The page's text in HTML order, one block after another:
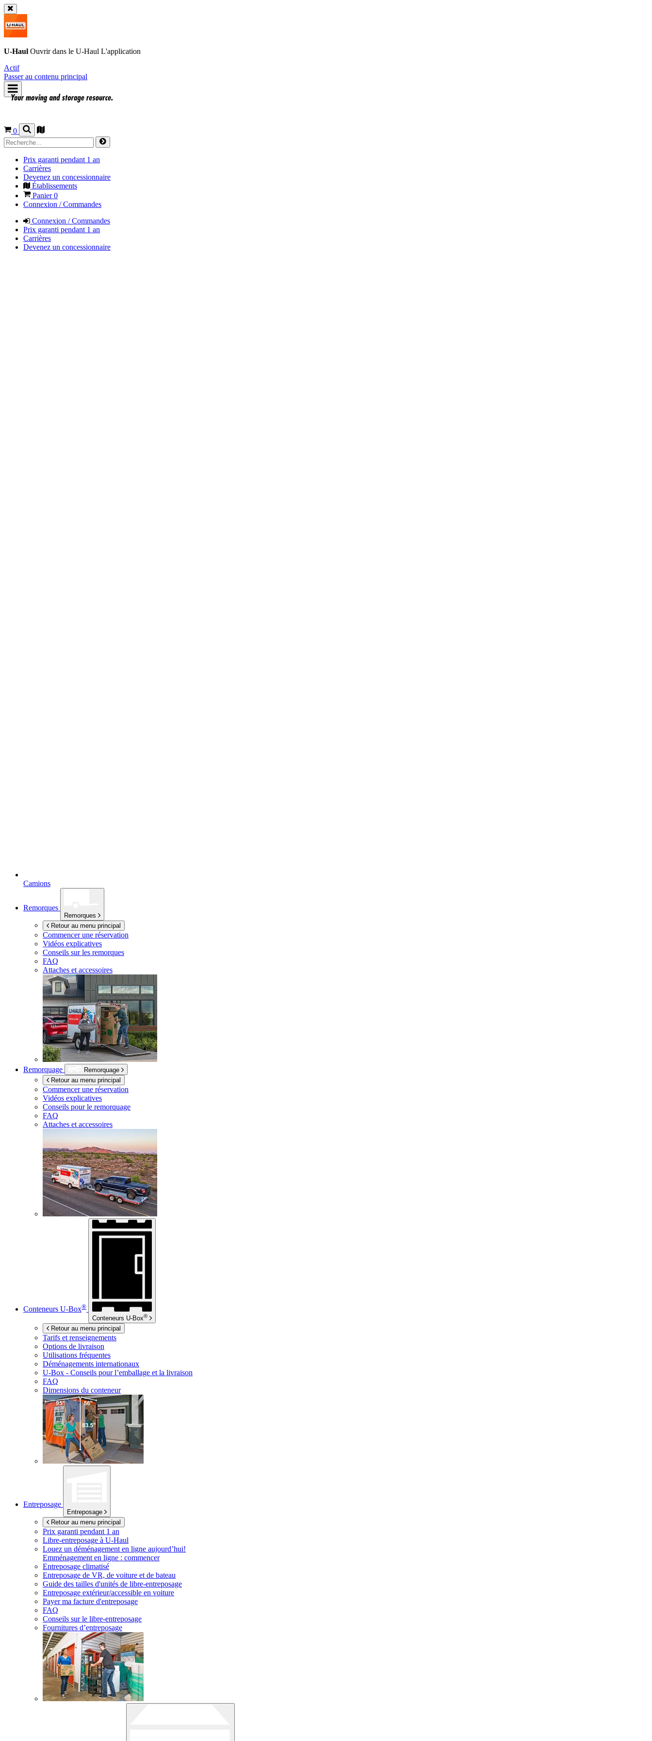
U-Haul Ouvrir dans le U-Haul L'application
Actif
Passer au contenu principal
0
Prix garanti pendant 1 an
Carrières
Devenez un concessionnaire
Établissements
Panier0
Connexion / Commandes
Connexion / Commandes
Prix garanti pendant 1 an
Carrières
Devenez un concessionnaire
Camions
Remorques
Remorques
Retour au menu principal
Commencer une réservation
Vidéos explicatives
Conseils sur les remorques
FAQ
Attaches et accessoires
Remorquage
Remorquage
Retour au menu principal
Commencer une réservation
Vidéos explicatives
Conseils pour le remorquage
FAQ
Attaches et accessoires
Conteneurs U-Box®
Conteneurs U-Box®
Retour au menu principal
Tarifs et renseignements
Options de livraison
Utilisations fréquentes
Déménagements internationaux
U-Box - Conseils pour l’emballage et la livraison
FAQ
Dimensions du conteneur
Entreposage
Entreposage
Retour au menu principal
Prix garanti pendant 1 an
Libre-entreposage à U-Haul
Louez un déménagement en ligne aujourd’hui!
Emménagement en ligne : commencer
Entreposage climatisé
Entreposage de VR, de voiture et de bateau
Guide des tailles d'unités de libre-entreposage
Entreposage extérieur/accessible en voiture
Payer ma facture d'entreposage
FAQ
Conseils sur le libre-entreposage
Fournitures d’entreposage